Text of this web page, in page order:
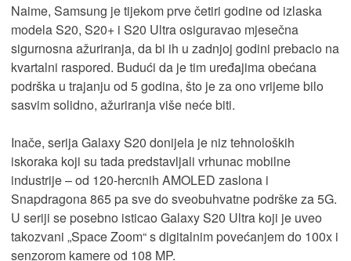
Naime, Samsung je tijekom prve četiri godine od izlaska
modela S20, S20+ i S20 Ultra osiguravao mjesečna
sigurnosna ažuriranja, da bi ih u zadnjoj godini prebacio na
kvartalni raspored. Budući da je tim uređajima obećana
podrška u trajanju od 5 godina, što je za ono vrijeme bilo
sasvim solidno, ažuriranja više neće biti.
Inače, serija Galaxy S20 donijela je niz tehnoloških
iskoraka koji su tada predstavljali vrhunac mobilne
industrije – od 120-hercnih AMOLED zaslona i
Snapdragona 865 pa sve do sveobuhvatne podrške za 5G.
U seriji se posebno isticao Galaxy S20 Ultra koji je uveo
takozvani „Space Zoom“ s digitalnim povećanjem do 100x i
senzorom kamere od 108 MP.